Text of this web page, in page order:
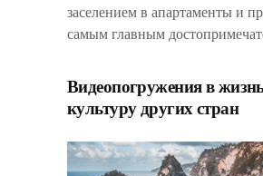
заселением в апартаменты и
самым главным
Видеопогружения в
культуру других стран